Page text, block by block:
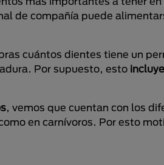
de compañía puede
cuántos dientes tiene un
Por supuesto, esto
, vemos que cuentan con los
en carnívoros. Por esto